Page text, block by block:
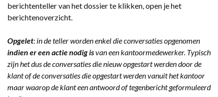
berichtenteller van het dossier te klikken, open je het
berichtenoverzicht.
Opgelet: in de teller worden enkel die conversaties opgenomen
indien er een actie nodig isvan een kantoormedewerker. Typisch
zijn het dus de conversaties die nieuw opgestart werden door de
klant of de conversaties die opgestart werden vanuit het kantoor
maar waarop de klant een antwoord of tegenbericht geformuleerd